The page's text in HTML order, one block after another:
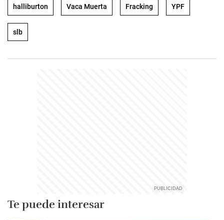
halliburton Vaca Muerta Fracking YPF
slb
Te puede interesar